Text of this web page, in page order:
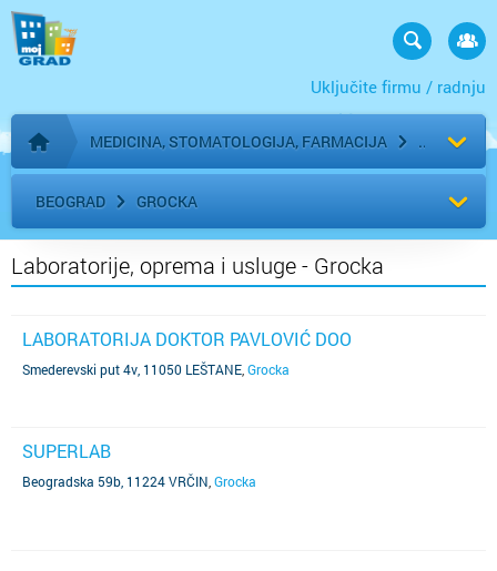
Uključite firmu / radnju
Početna stranica
MEDICINA, STOMATOLOGIJA, FARMACIJA
BEOGRAD GROCKA
Laboratorije, oprema i usluge - Grocka
LABORATORIJA DOKTOR PAVLOVIĆ DOO
Smederevski put 4v, 11050 LEŠTANE Grocka
SUPERLAB
Beogradska 59b, 11224 VRČIN Grocka